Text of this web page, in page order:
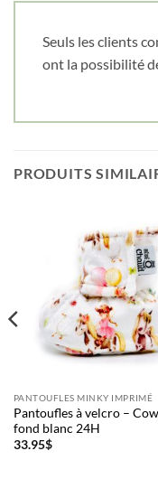
Seuls les clients
ont la possibilité
PRODUITS
PANTOUFLES MINKY IMPRIMÉ
Pantoufles à velcro –
fond blanc 24H
33.95$